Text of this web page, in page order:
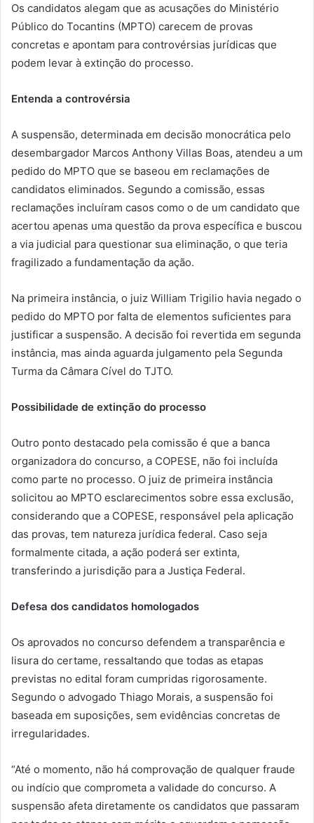
Os candidatos alegam que as acusações do Ministério
Público do Tocantins (MPTO) carecem de provas
concretas e apontam para controvérsias jurídicas que
podem levar à extinção do processo.
Entenda a controvérsia
A suspensão, determinada em decisão monocrática pelo
desembargador Marcos Anthony Villas Boas, atendeu a um
pedido do MPTO que se baseou em reclamações de
candidatos eliminados. Segundo a comissão, essas
reclamações incluíram casos como o de um candidato que
acertou apenas uma questão da prova específica e buscou
a via judicial para questionar sua eliminação, o que teria
fragilizado a fundamentação da ação.
Na primeira instância, o juiz William Trigilio havia negado o
pedido do MPTO por falta de elementos suficientes para
justificar a suspensão. A decisão foi revertida em segunda
instância, mas ainda aguarda julgamento pela Segunda
Turma da Câmara Cível do TJTO.
Possibilidade de extinção do processo
Outro ponto destacado pela comissão é que a banca
organizadora do concurso, a COPESE, não foi incluída
como parte no processo. O juiz de primeira instância
solicitou ao MPTO esclarecimentos sobre essa exclusão,
considerando que a COPESE, responsável pela aplicação
das provas, tem natureza jurídica federal. Caso seja
formalmente citada, a ação poderá ser extinta,
transferindo a jurisdição para a Justiça Federal.
Defesa dos candidatos homologados
Os aprovados no concurso defendem a transparência e
lisura do certame, ressaltando que todas as etapas
previstas no edital foram cumpridas rigorosamente.
Segundo o advogado Thiago Morais, a suspensão foi
baseada em suposições, sem evidências concretas de
irregularidades.
“Até o momento, não há comprovação de qualquer fraude
ou indício que comprometa a validade do concurso. A
suspensão afeta diretamente os candidatos que passaram